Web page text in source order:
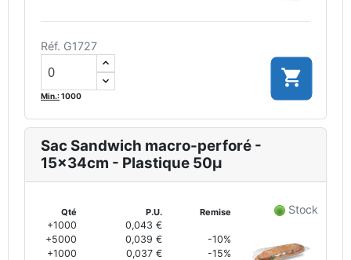
Réf. G1727
Min.:1000

Sac Sandwich macro-perforé -
15x34cm - Plastique 50µ
Qté P.U. Remise
+1000
0,043 €
+5000
0,039 €
-10%
+1000
0,037 € -15%
Stock